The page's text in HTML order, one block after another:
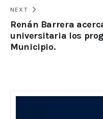
NEXT
Renán Barrera
universitaria los
Municipio.